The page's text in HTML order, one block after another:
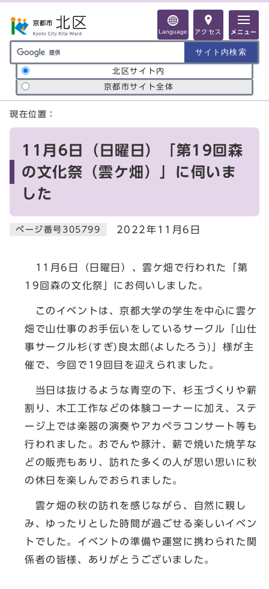
Language アクセス メニュー
サイト内検索の範囲
北区サイト内
京都市サイト全体
ここから本文です
現在位置：
11月6日（日曜日）「第19回森
の文化祭（雲ケ畑）」に伺いま
した
ページ番号305799 2022年11月6日
11月6日（日曜日）、雲ケ畑で行われた「第
19回森の文化祭」にお伺いしました。
このイベントは、京都大学の学生を中心に雲ケ
畑で山仕事のお手伝いをしているサークル「山仕
事サークル杉(すぎ)良太郎(よしたろう)」様が主
催で、今回で19回目を迎えられました。
当日は抜けるような青空の下、杉玉づくりや薪
割り、木工工作などの体験コーナーに加え、ステ
ージ上では楽器の演奏やアカペラコンサート等も
行われました。おでんや豚汁、薪で焼いた焼芋な
どの販売もあり、訪れた多くの人が思い思いに秋
の休日を楽しんでおられました。
雲ケ畑の秋の訪れを感じながら、自然に親し
み、ゆったりとした時間が過ごせる楽しいイベン
トでした。イベントの準備や運営に携わられた関
係者の皆様、ありがとうございました。